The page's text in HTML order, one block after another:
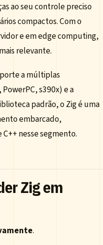
ao seu controle preciso
compactos. Com o
e em edge computing,
relevante.
a múltiplas
s390x) e a
padrão, o Zig é uma
embarcado,
nesse segmento.
Zig em
.